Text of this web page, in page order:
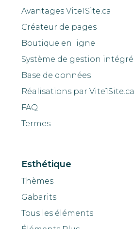
Avantages Vite1Site.ca
Créateur de pages
Boutique en ligne
Système de gestion intégré
Base de données
Réalisations par Vite1Site.ca
FAQ
Termes
Esthétique
Thèmes
Gabarits
Tous les éléments